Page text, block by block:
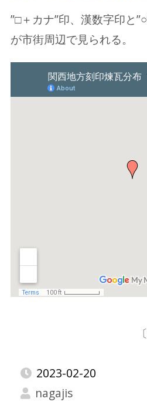
”□＋カナ”印、漢数字印と
が市街周辺で見られる。
2023-02-20
nagajis